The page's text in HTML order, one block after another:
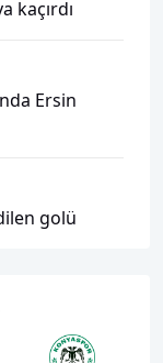
kaçırdı
Ersin
golü